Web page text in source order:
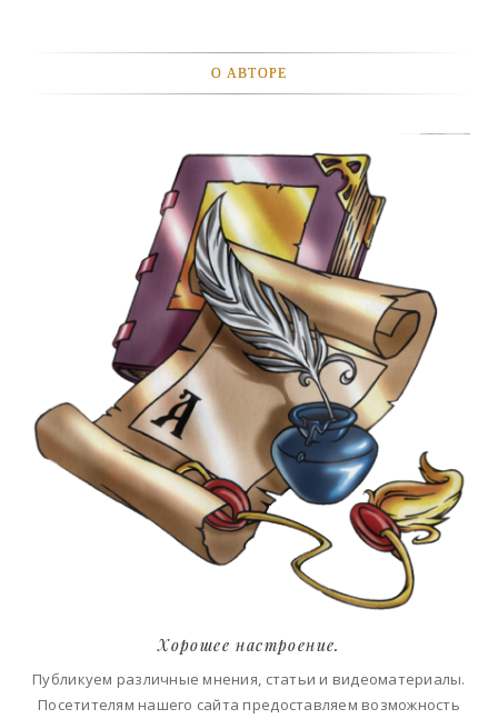
О АВТОРЕ
Хорошее настроение.
Публикуем различные мнения, статьи и видеоматериалы.
Посетителям нашего сайта предоставляем возможность